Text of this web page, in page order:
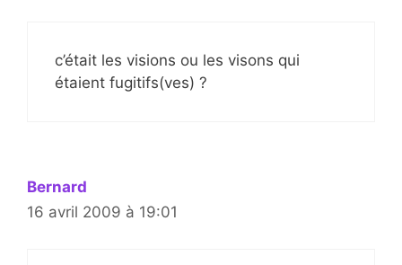
c’était les visions ou les visons qui
étaient fugitifs(ves) ?
Bernard
16 avril 2009 à 19:01